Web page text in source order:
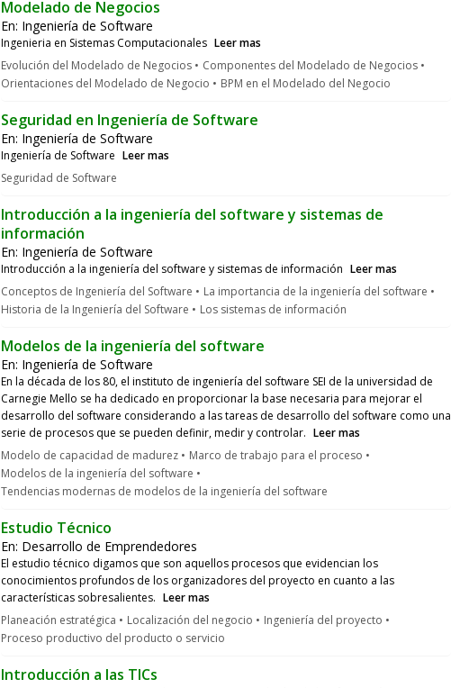
Modelado de Negocios
En: Ingeniería de Software
Ingenieria en Sistemas Computacionales Leer mas
Evolución del Modelado de Negocios
Componentes del Modelado de Negocios
Orientaciones del Modelado de Negocio
BPM en el Modelado del Negocio
Seguridad en Ingeniería de Software
En: Ingeniería de Software
Ingeniería de Software Leer mas
Seguridad de Software
Introducción a la ingeniería del software y sistemas de
información
En: Ingeniería de Software
Introducción a la ingeniería del software y sistemas de información Leer mas
Conceptos de Ingeniería del Software
La importancia de la ingeniería del software
Historia de la Ingeniería del Software
Los sistemas de información
Modelos de la ingeniería del software
En: Ingeniería de Software
En la década de los 80, el instituto de ingeniería del software SEI de la universidad de
Carnegie Mello se ha dedicado en proporcionar la base necesaria para mejorar el
desarrollo del software considerando a las tareas de desarrollo del software como una
serie de procesos que se pueden definir, medir y controlar. Leer mas
Modelo de capacidad de madurez
Marco de trabajo para el proceso
Modelos de la ingeniería del software
Tendencias modernas de modelos de la ingeniería del software
Estudio Técnico
En: Desarrollo de Emprendedores
El estudio técnico digamos que son aquellos procesos que evidencian los
conocimientos profundos de los organizadores del proyecto en cuanto a las
características sobresalientes. Leer mas
Planeación estratégica
Localización del negocio
Ingeniería del proyecto
Proceso productivo del producto o servicio
Introducción a las TICs